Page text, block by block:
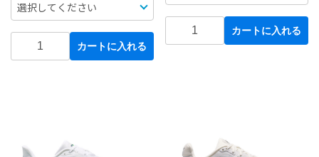
カートに入れる
カートに入れる